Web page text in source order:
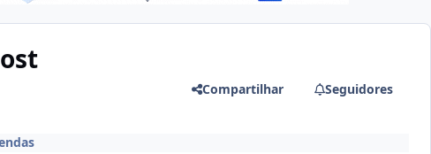
Compartilhar Seguidores